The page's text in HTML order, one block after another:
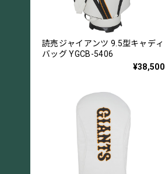
読売ジャイアンツ 9.5型キャディ
バッグ YGCB-5406
¥38,500